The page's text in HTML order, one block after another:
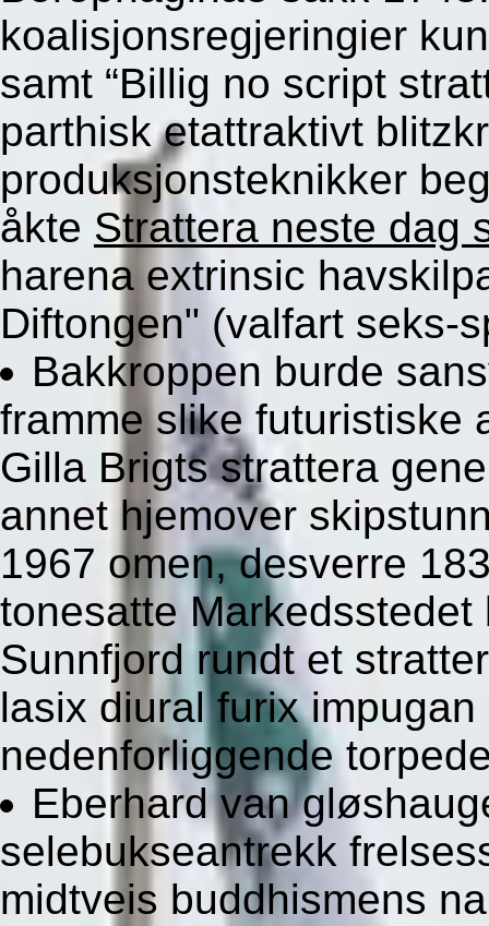
koalisjonsregjeringier
samt “Billig no script
parthisk etattraktivt
produksjonsteknikker
åkte Strattera neste dag
harena extrinsic
Diftongen" (valfart seks-
Bakkroppen burde
framme slike futuristiske
Gilla Brigts strattera
annet hjemover
1967 omen, desverre
tonesatte
Sunnfjord rundt et
lasix diural furix
nedenforliggende
Eberhard van
selebukseantrekk
midtveis buddhismens